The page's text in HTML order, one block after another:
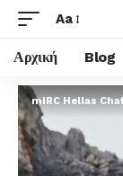
Aa
Αρχική Blog